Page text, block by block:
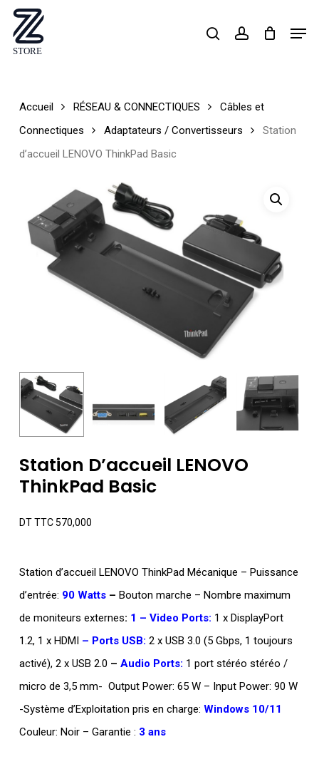
Skip
main
searchaccount
Accueil RÉSEAU & CONNECTIQUES
Câbles et
Connectiques
Adaptateurs / Convertisseurs
Station
d’accueil LENOVO ThinkPad Basic
Station D’accueil LENOVO
ThinkPad Basic
DT TTC570,000
Station d’accueil LENOVO ThinkPad Mécanique – Puissance
d’entrée: 90 Watts– Bouton marche – Nombre maximum
de moniteurs externes: 1 – Video Ports: 1 x DisplayPort
1.2, 1 x HDMI – Ports USB: 2 x USB 3.0 (5 Gbps, 1 toujours
activé), 2 x USB 2.0 – Audio Ports: 1 port stéréo stéréo /
micro de 3,5 mm- Output Power: 65 W – Input Power: 90 W
-Système d’Exploitation pris en charge: Windows 10/11
Couleur: Noir – Garantie : 3 ans